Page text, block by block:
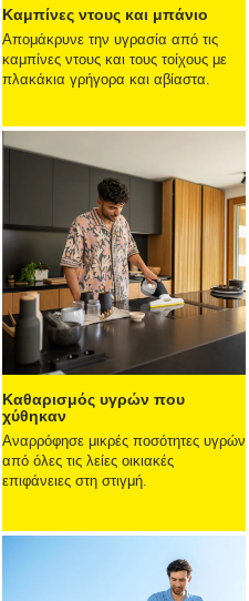
Καμπίνες ντους και μπάνιο
Απομάκρυνε την υγρασία από τις
καμπίνες ντους και τους τοίχους με
πλακάκια γρήγορα και αβίαστα.
Καθαρισμός υγρών που
χύθηκαν
Αναρρόφησε μικρές ποσότητες υγρών
από όλες τις λείες οικιακές
επιφάνειες στη στιγμή.